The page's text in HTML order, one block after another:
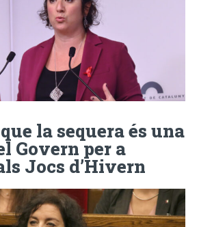
la sequera és una
Govern per a
Jocs d’Hivern